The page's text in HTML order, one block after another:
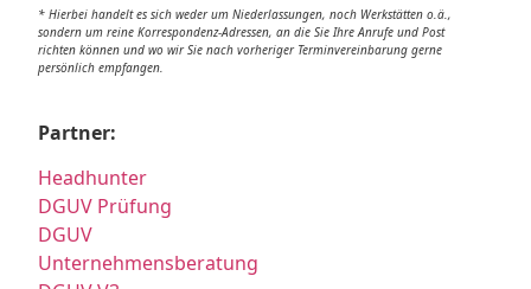
* Hierbei handelt es sich weder um Niederlassungen, noch Werkstätten o.ä.,
sondern um reine Korrespondenz-Adressen, an die Sie Ihre Anrufe und Post
richten können und wo wir Sie nach vorheriger Terminvereinbarung gerne
persönlich empfangen.
Partner:
Headhunter
DGUV Prüfung
DGUV
Unternehmensberatung